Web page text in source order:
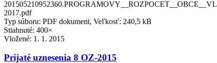
2017.pdf
Typ súboru: PDF dokument, Veľkosť: 240,5 kB
Stiahnuté: 400×
Vložené: 1. 1. 2015
Prijaté uznesenia 8 OZ-2015